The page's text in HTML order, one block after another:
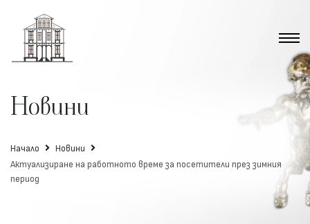
Новини
Начало
Новини
Актуализиране на работното време за посетители през зимния
период